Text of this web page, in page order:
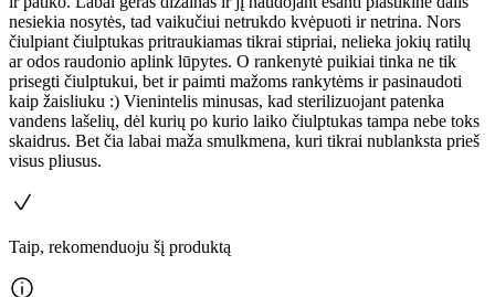
nesiekia nosytės, tad vaikučiui netrukdo kvėpuoti ir netrina. Nors
čiulpiant čiulptukas pritraukiamas tikrai stipriai, nelieka jokių ratilų
ar odos raudonio aplink lūpytes. O rankenytė puikiai tinka ne tik
prisegti čiulptukui, bet ir paimti mažoms rankytėms ir pasinaudoti
kaip žaisliuku :) Vienintelis minusas, kad sterilizuojant patenka
vandens lašelių, dėl kurių po kurio laiko čiulptukas tampa nebe toks
skaidrus. Bet čia labai maža smulkmena, kuri tikrai nublanksta prieš
visus pliusus.
Taip, rekomenduoju šį produktą